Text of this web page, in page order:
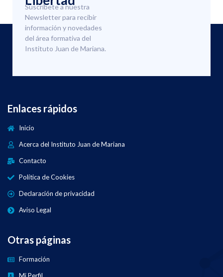
Suscríbete a nuestra
Newsletter para recibir
información y novedades
del área formativa del
Instituto Juan de Mariana.
Enlaces rápidos
Inicio
Acerca del Instituto Juan de Mariana
Contacto
Política de Cookies
Declaración de privacidad
Aviso Legal
Otras páginas
Formación